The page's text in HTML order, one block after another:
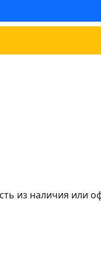
из наличия или